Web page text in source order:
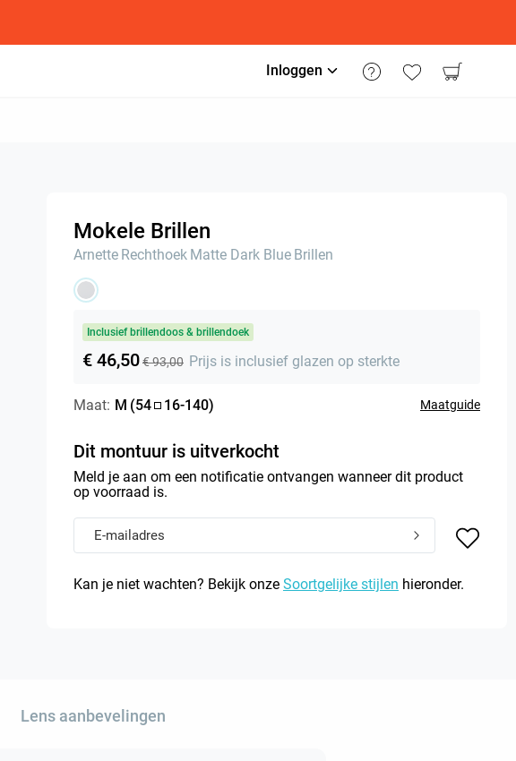
Inloggen
Mokele Brillen
Arnette Rechthoek Matte Dark Blue Brillen
Inclusief brillendoos & brillendoek
€ 46,50€ 93,00 Prijs is inclusief glazen op sterkte
Maat: M (54 16-140) Maatguide
Dit montuur is uitverkocht
Meld je aan om een notificatie ontvangen wanneer dit product
op voorraad is.
Kan je niet wachten? Bekijk onze Soortgelijke stijlen hieronder.
Lens aanbevelingen